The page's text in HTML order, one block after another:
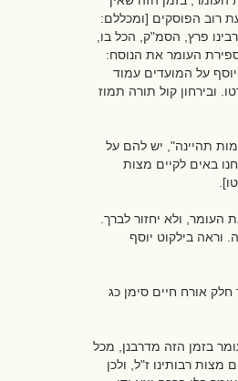
רוב הפוסקים [ומכללם:
פרץ, הסמ"ק, הכל בו,
העומר את הנוסח:
על המועדים עמוד
ובירחון קול תורה תמוז
תהיינה", יש להם על
באים לקיים מצות
העומר, ולא יחזור לברך.
וראה בילקוט יוסף
אורח חיים סימן כג
בזמן הזה מדרבנן, מכל
רבותינו ז"ל, ולכן